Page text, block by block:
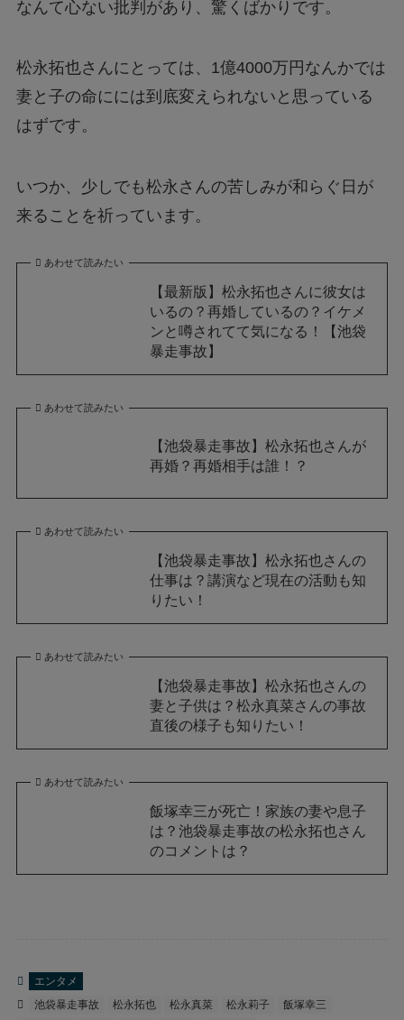
なんて心ない批判があり、驚くばかりです。
松永拓也さんにとっては、1億4000万円なんかでは
妻と子の命にには到底変えられないと思っている
はずです。
いつか、少しでも松永さんの苦しみが和らぐ日が
来ることを祈っています。
あわせて読みたい
【最新版】松永拓也さんに彼女は
いるの？再婚しているの？イケメ
ンと噂されてて気になる！【池袋
暴走事故】
あわせて読みたい
【池袋暴走事故】松永拓也さんが
再婚？再婚相手は誰！？
あわせて読みたい
【池袋暴走事故】松永拓也さんの
仕事は？講演など現在の活動も知
りたい！
あわせて読みたい
【池袋暴走事故】松永拓也さんの
妻と子供は？松永真菜さんの事故
直後の様子も知りたい！
あわせて読みたい
飯塚幸三が死亡！家族の妻や息子
は？池袋暴走事故の松永拓也さん
のコメントは？
エンタメ
池袋暴走事故
松永拓也 松永真菜 松永莉子
飯塚幸三